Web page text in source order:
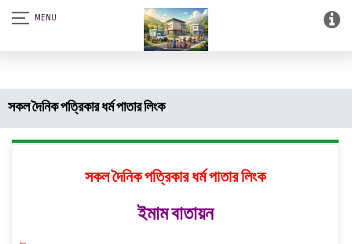
আস-সালামু আলাইকুম। SQSF-কাউন্সেলিং সেন্টার এন্ড স্মার্ট লাইব্রেরী (আত্নশুদ্ধির
সফটওয়্যার)।
সকল দৈনিক পত্রিকার ধর্ম পাতার লিংক
সকল দৈনিক পত্রিকার ধর্ম পাতার লিংক
ইমাম বাতায়ন